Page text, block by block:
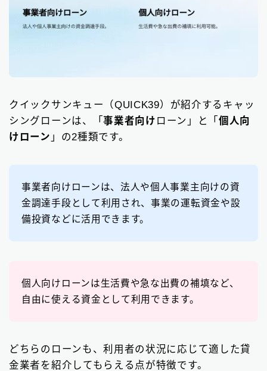
クイックサンキュー（QUICK39）が紹介するキャッ
シングローンは、「事業者向け ローン」と「個人向
けローン 」の2種類です。
事業者向けローンは、法人や個人事業主向けの資
金調達手段として利用され、事業の運転資金や設
備投資などに活用できます。
個人向けローンは生活費や急な出費の補填など、
自由に使える資金として利用できます。
どちらのローンも、利用者の状況に応じて適した貸
金業者を紹介してもらえる点が特徴です。